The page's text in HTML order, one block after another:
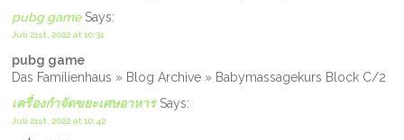
pubg gameSays:
Juli 21st, 2022 at 10:31
pubg game
Das Familienhaus » Blog Archive » Babymassagekurs Block C/2
เครื่องกำจัดขยะเศษอาหารSays:
Juli 21st, 2022 at 10:42